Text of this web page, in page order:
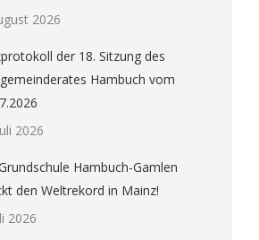
2026
der 18. Sitzung des
Hambuch vom
2026
Hambuch-Gamlen
den Weltrekord in Mainz!
2026